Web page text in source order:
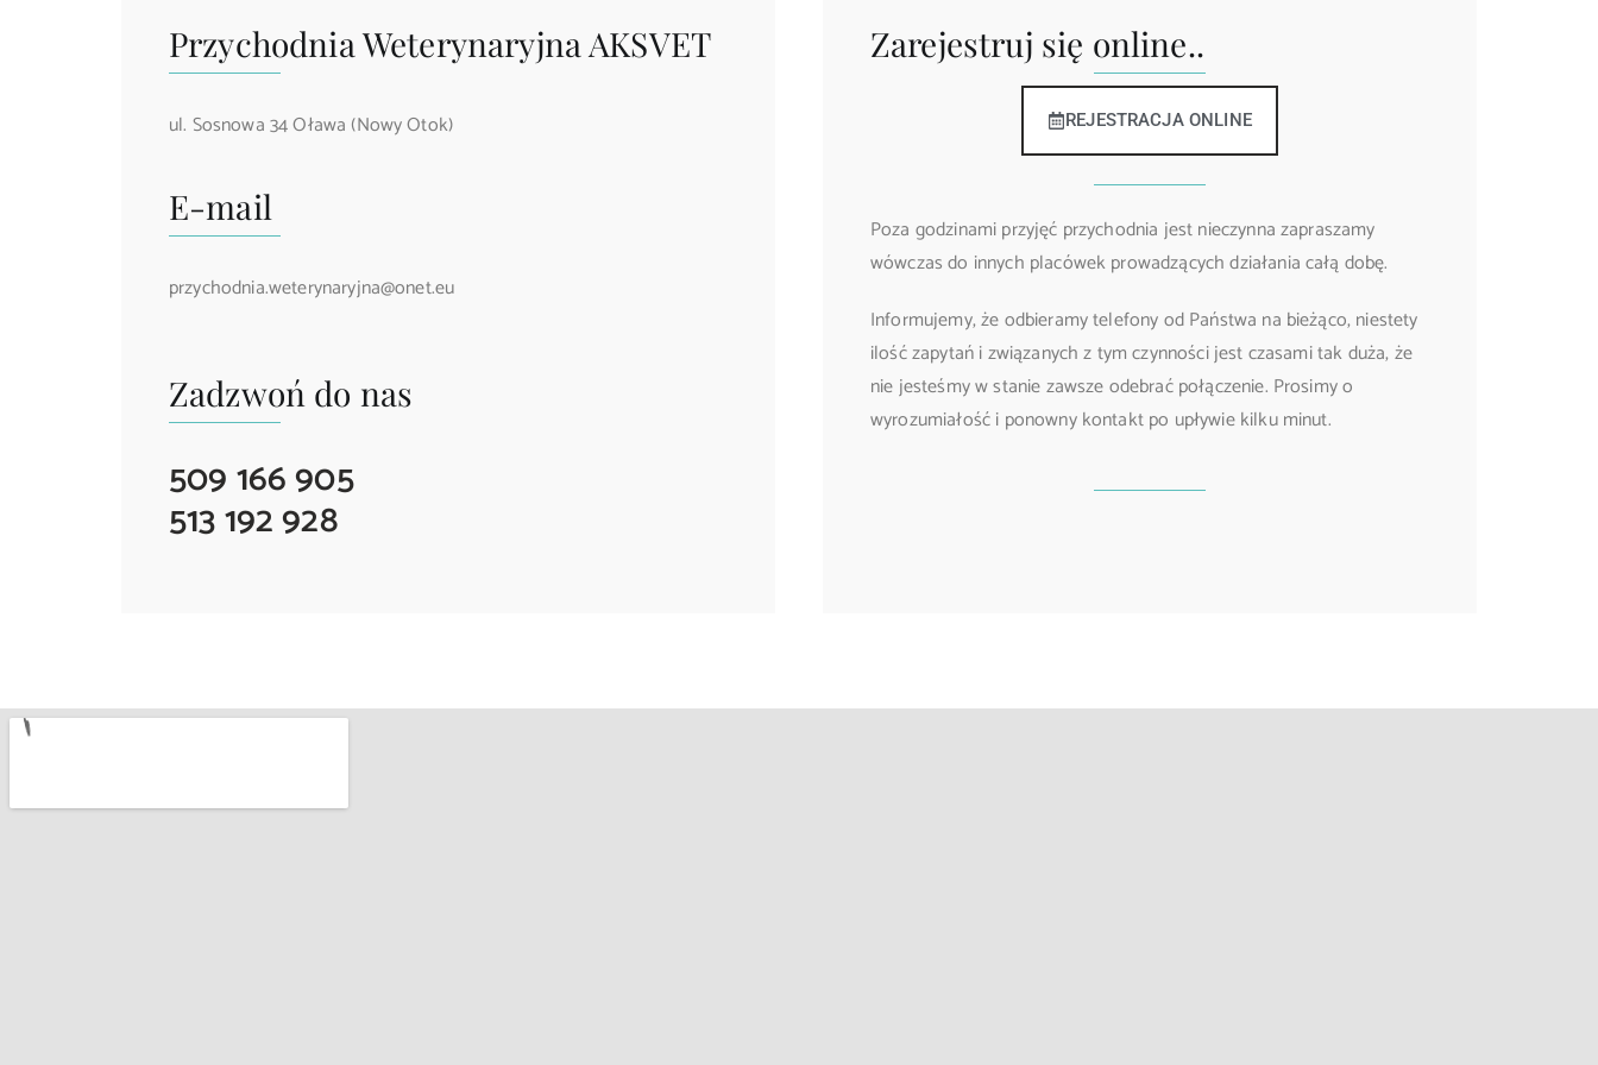
Przychodnia Weterynaryjna AKSVET
ul. Sosnowa 34 Oława (Nowy Otok)
E-mail
przychodnia.weterynaryjna@onet.eu
Zadzwoń do nas
509 166 905
513 192 928
Zarejestruj się online..
REJESTRACJA ONLINE
Poza godzinami przyjęć przychodnia jest nieczynna zapraszamy
wówczas do innych placówek prowadzących działania całą dobę.
Informujemy, że odbieramy telefony od Państwa na bieżąco, niestety
ilość zapytań i związanych z tym czynności jest czasami tak duża, że
nie jesteśmy w stanie zawsze odebrać połączenie. Prosimy o
wyrozumiałość i ponowny kontakt po upływie kilku minut.